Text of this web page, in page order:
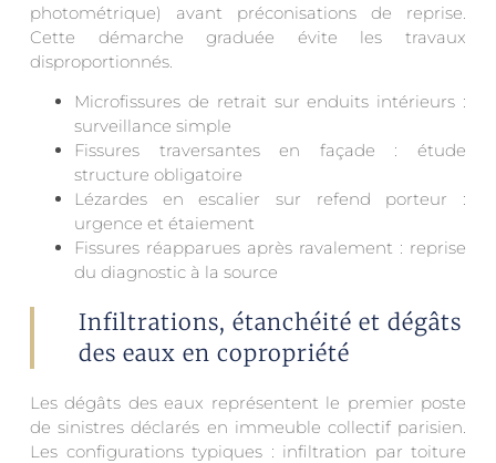
photométrique) avant préconisations de reprise.
Cette démarche graduée évite les travaux
disproportionnés.
Microfissures de retrait sur enduits intérieurs :
surveillance simple
Fissures traversantes en façade : étude
structure obligatoire
Lézardes en escalier sur refend porteur :
urgence et étaiement
Fissures réapparues après ravalement : reprise
du diagnostic à la source
Infiltrations, étanchéité et dégâts
des eaux en copropriété
Les dégâts des eaux représentent le premier poste
de sinistres déclarés en immeuble collectif parisien.
Les configurations typiques : infiltration par toiture